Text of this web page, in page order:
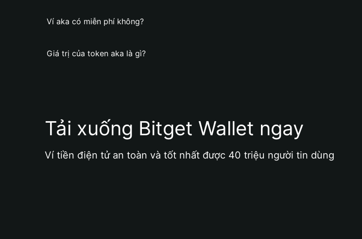
Ví aka có miễn phí không?
Giá trị của token aka là gì?
Tải xuống Bitget Wallet ngay
Ví tiền điện tử an toàn và tốt nhất được 40 triệu người tin dùng